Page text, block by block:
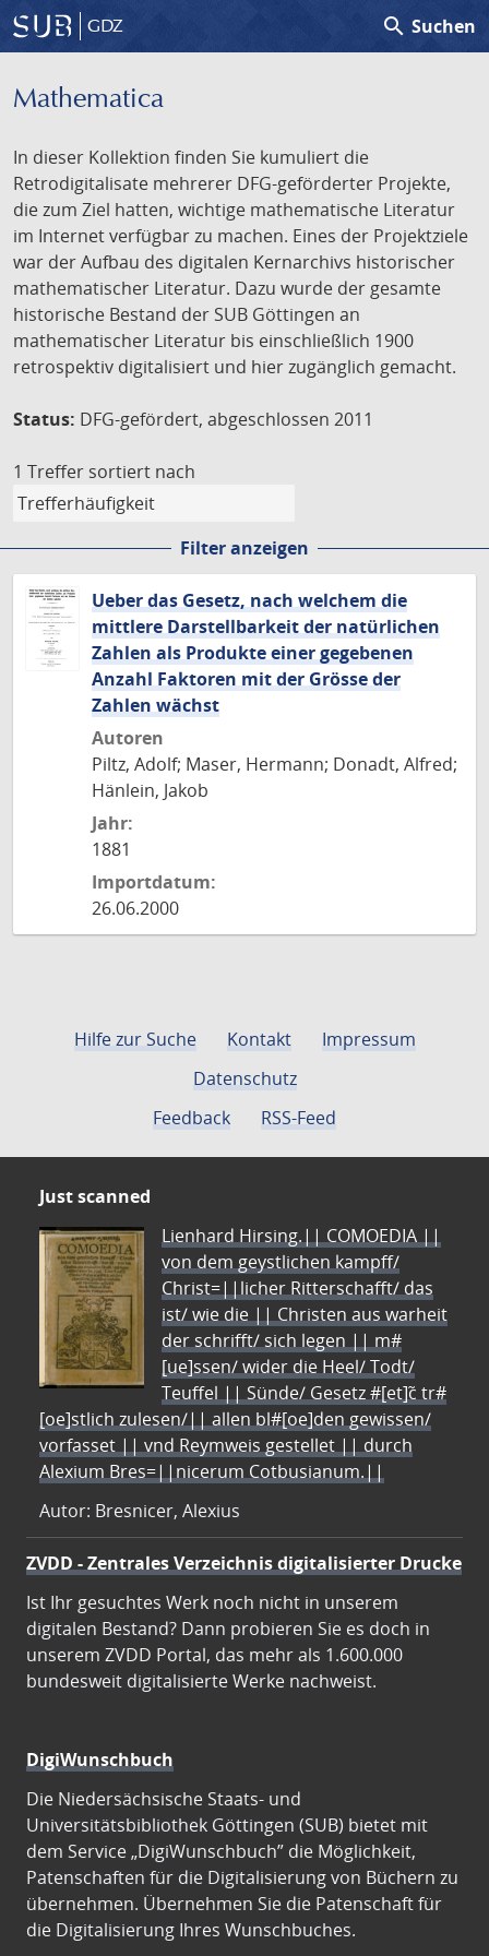
GDZ search Suchen
Mathematica
In dieser Kollektion finden Sie kumuliert die
Retrodigitalisate mehrerer DFG-geförderter Projekte,
die zum Ziel hatten, wichtige mathematische Literatur
im Internet verfügbar zu machen. Eines der Projektziele
war der Aufbau des digitalen Kernarchivs historischer
mathematischer Literatur. Dazu wurde der gesamte
historische Bestand der SUB Göttingen an
mathematischer Literatur bis einschließlich 1900
retrospektiv digitalisiert und hier zugänglich gemacht.
Status: DFG-gefördert, abgeschlossen 2011
1 Treffer sortiert nach
Filter anzeigen
Ueber das Gesetz, nach welchem die
mittlere Darstellbarkeit der natürlichen
Zahlen als Produkte einer gegebenen
Anzahl Faktoren mit der Grösse der
Zahlen wächst
Autoren
Piltz, Adolf; Maser, Hermann; Donadt, Alfred;
Hänlein, Jakob
Jahr:
1881
Importdatum:
26.06.2000
Hilfe zur Suche Kontakt
Impressum
Datenschutz
Feedback
RSS-Feed
Just scanned
Lienhard Hirsing.|| COMOEDIA ||
von dem geystlichen kampff/
Christ=||licher Ritterschafft/ das
ist/ wie die || Christen aus warheit
der schrifft/ sich legen || m#
[ue]ssen/ wider die Heel/ Todt/
Teuffel || Sünde/ Gesetz #[et]c̃ tr#
[oe]stlich zulesen/|| allen bl#[oe]den gewissen/
vorfasset || vnd Reymweis gestellet || durch
Alexium Bres=||nicerum Cotbusianum.||
Autor: Bresnicer, Alexius
ZVDD - Zentrales Verzeichnis digitalisierter Drucke
Ist Ihr gesuchtes Werk noch nicht in unserem
digitalen Bestand? Dann probieren Sie es doch in
unserem ZVDD Portal, das mehr als 1.600.000
bundesweit digitalisierte Werke nachweist.
DigiWunschbuch
Die Niedersächsische Staats- und
Universitätsbibliothek Göttingen (SUB) bietet mit
dem Service „DigiWunschbuch” die Möglichkeit,
Patenschaften für die Digitalisierung von Büchern zu
übernehmen. Übernehmen Sie die Patenschaft für
die Digitalisierung Ihres Wunschbuches.